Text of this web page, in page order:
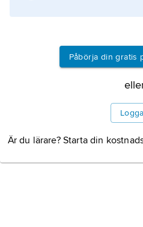
Påbörja din gratis
Är du lärare? Starta din